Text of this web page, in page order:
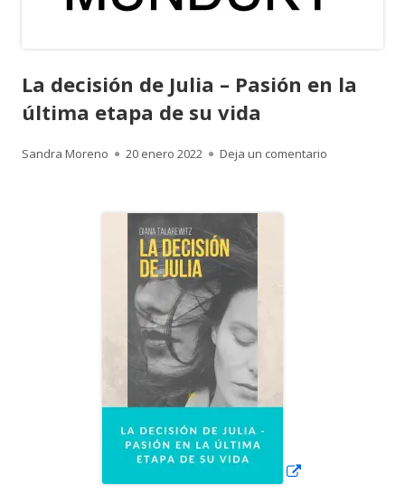
La decisión de Julia – Pasión en la
última etapa de su vida
Autor
Sandra Moreno
Publicado
20 enero 2022 Deja un comentario